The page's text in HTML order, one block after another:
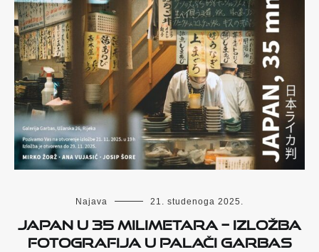
Najava 21. studenoga 2025.
Japan u 35 milimetara – izložba
fotografija u Palači Garbas